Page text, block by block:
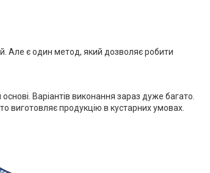
Але є один метод, який дозволяє робити
Варіантів виконання зараз дуже багато.
виготовляє продукцію в кустарних умовах.